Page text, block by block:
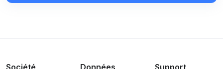
Société Données Support